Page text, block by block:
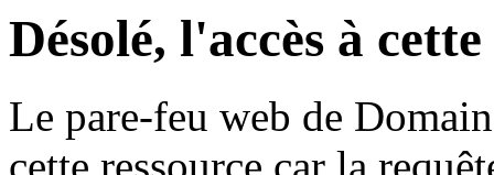
Désolé, l'accès à
Le pare-feu web de